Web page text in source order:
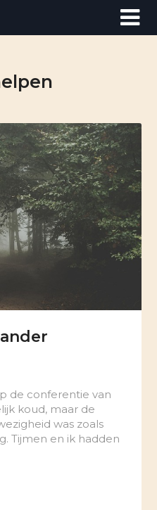
de conferentie van
koud, maar de
was zoals
Tijmen en ik hadden